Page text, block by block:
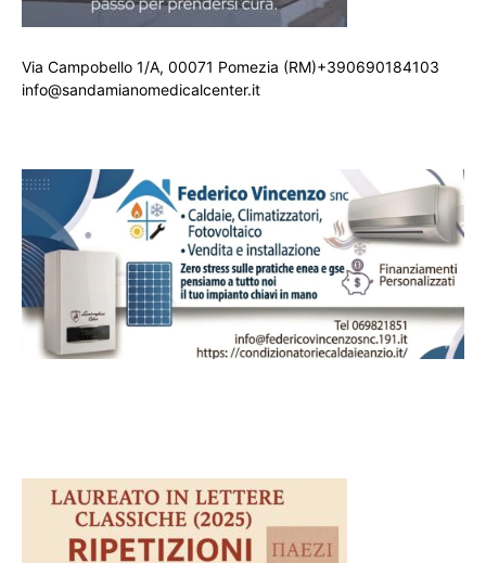
Via Campobello 1/A, 00071 Pomezia (RM)+390690184103
info@sandamianomedicalcenter.it